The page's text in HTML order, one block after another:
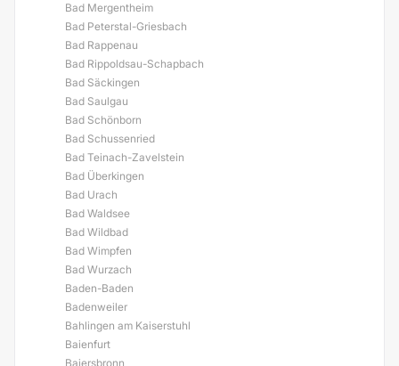
Bad Mergentheim
Bad Peterstal-Griesbach
Bad Rappenau
Bad Rippoldsau-Schapbach
Bad Säckingen
Bad Saulgau
Bad Schönborn
Bad Schussenried
Bad Teinach-Zavelstein
Bad Überkingen
Bad Urach
Bad Waldsee
Bad Wildbad
Bad Wimpfen
Bad Wurzach
Baden-Baden
Badenweiler
Bahlingen am Kaiserstuhl
Baienfurt
Baiersbronn